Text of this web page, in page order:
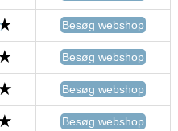
Besøg webshop
Besøg webshop
Besøg webshop
Besøg webshop